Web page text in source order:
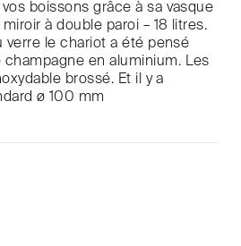
boissons grâce à sa vasque
à double paroi – 18 litres.
verre le chariot a été pensé
champagne en aluminium. Les
brossé. Et il y a
ø 100 mm